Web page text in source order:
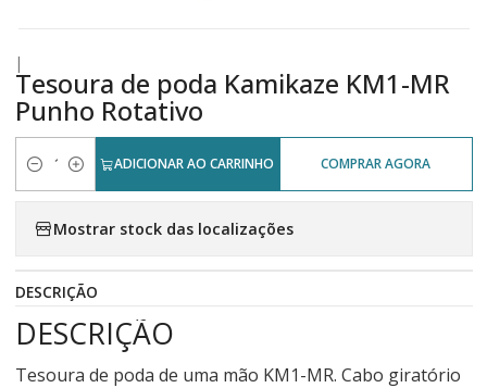
|
Tesoura de poda Kamikaze KM1-MR
Punho Rotativo
Quantidade
ADICIONAR AO CARRINHO COMPRAR AGORA
Mostrar stock das localizações
DESCRIÇÃO
DESCRIÇÃO
Tesoura de poda de uma mão KM1-MR. Cabo giratório